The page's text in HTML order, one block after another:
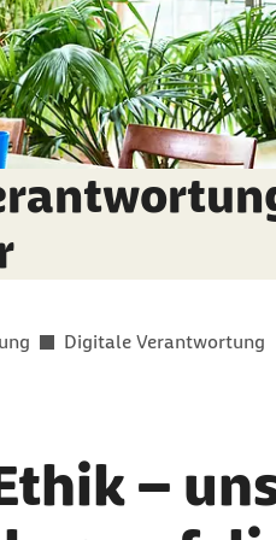
Digitale Verantwortung
–